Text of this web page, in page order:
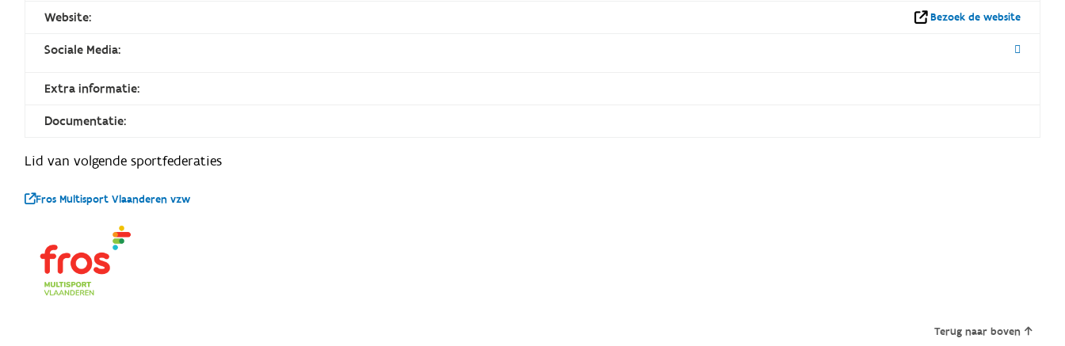
Website: Bezoek de website
Sociale Media:
Extra informatie:
Documentatie:
Lid van volgende sportfederaties
Fros Multisport Vlaanderen vzw
Terug naar boven